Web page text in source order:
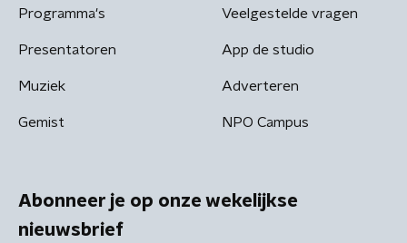
Programma's
Presentatoren
Muziek
Gemist
Veelgestelde vragen
App de studio
Adverteren
NPO Campus
Abonneer je op onze wekelijkse
nieuwsbrief